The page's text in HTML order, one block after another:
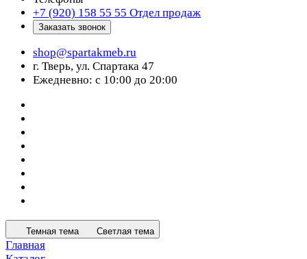
+7 (920) 158 55 55 Отдел продаж
Заказать звонок
shop@spartakmeb.ru
г. Тверь, ул. Спартака 47
Ежедневно: с 10:00 до 20:00
Темная тема Светлая тема
Главная